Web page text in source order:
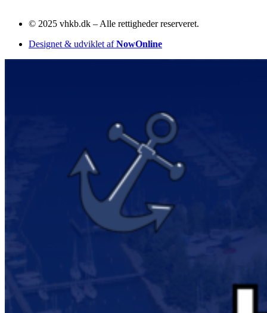
© 2025 vhkb.dk – Alle rettigheder reserveret.
Designet & udviklet afNowOnline